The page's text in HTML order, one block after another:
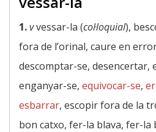
1.vvessar-la (col·loquial),
fora de l’orinal, caure en
descomptar-se, desencertar,
enganyar-se, equivocar-se,
esbarrar, escopir fora de la
bon catxo, fer-la blava, fer-la